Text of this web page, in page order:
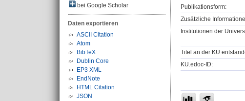
bei Google Scholar
Daten exportieren
ASCII Citation
Atom
BibTeX
Dublin Core
EP3 XML
EndNote
HTML Citation
JSON
Publikationsform:
Zusätzliche
Institutionen der
Titel an der KU
KU.edoc-ID: